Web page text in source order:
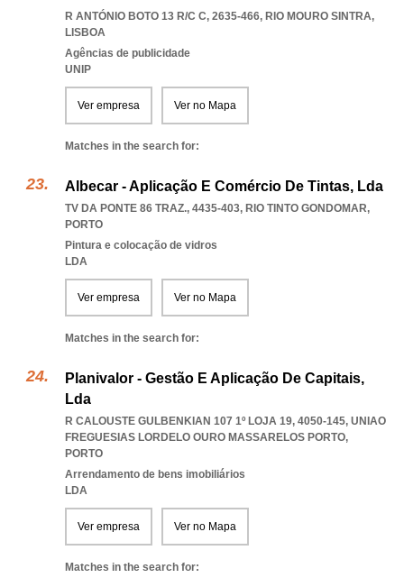
R ANTÓNIO BOTO 13 R/C C, 2635-466, RIO MOURO SINTRA,
LISBOA
Agências de publicidade
UNIP
Ver empresa Ver no Mapa
Matches in the search for:
Albecar - Aplicação E Comércio De Tintas, Lda
TV DA PONTE 86 TRAZ., 4435-403, RIO TINTO GONDOMAR,
PORTO
Pintura e colocação de vidros
LDA
Ver empresa Ver no Mapa
Matches in the search for:
Planivalor - Gestão E Aplicação De Capitais,
Lda
R CALOUSTE GULBENKIAN 107 1º LOJA 19, 4050-145, UNIAO
FREGUESIAS LORDELO OURO MASSARELOS PORTO,
PORTO
Arrendamento de bens imobiliários
LDA
Ver empresa Ver no Mapa
Matches in the search for: